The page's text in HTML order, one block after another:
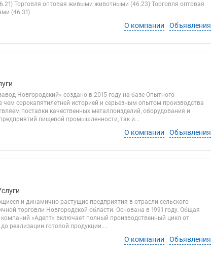
Торговля оптовая живыми животными (46.23) Торговля оптовая
(46.31)
О компании Объявления
Новгородский» создано в 2015 году на базе Опытного
сорокапятилетней историей и серьезным опытом производства
поставки качественных металлоизделий, оборудования и
пищевой промышленности, так и...
О компании Объявления
и динамично растущие предприятия в отрасли сельского
торговли Новгородской области. Основана в 1991 году. Общая
«Адепт» включает полный производственный цикл от
реализации готовой продукции....
О компании Объявления